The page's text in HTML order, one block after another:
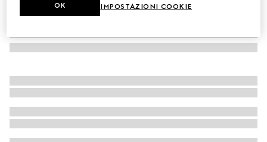
IMPOSTAZIONI COOKIE
OK